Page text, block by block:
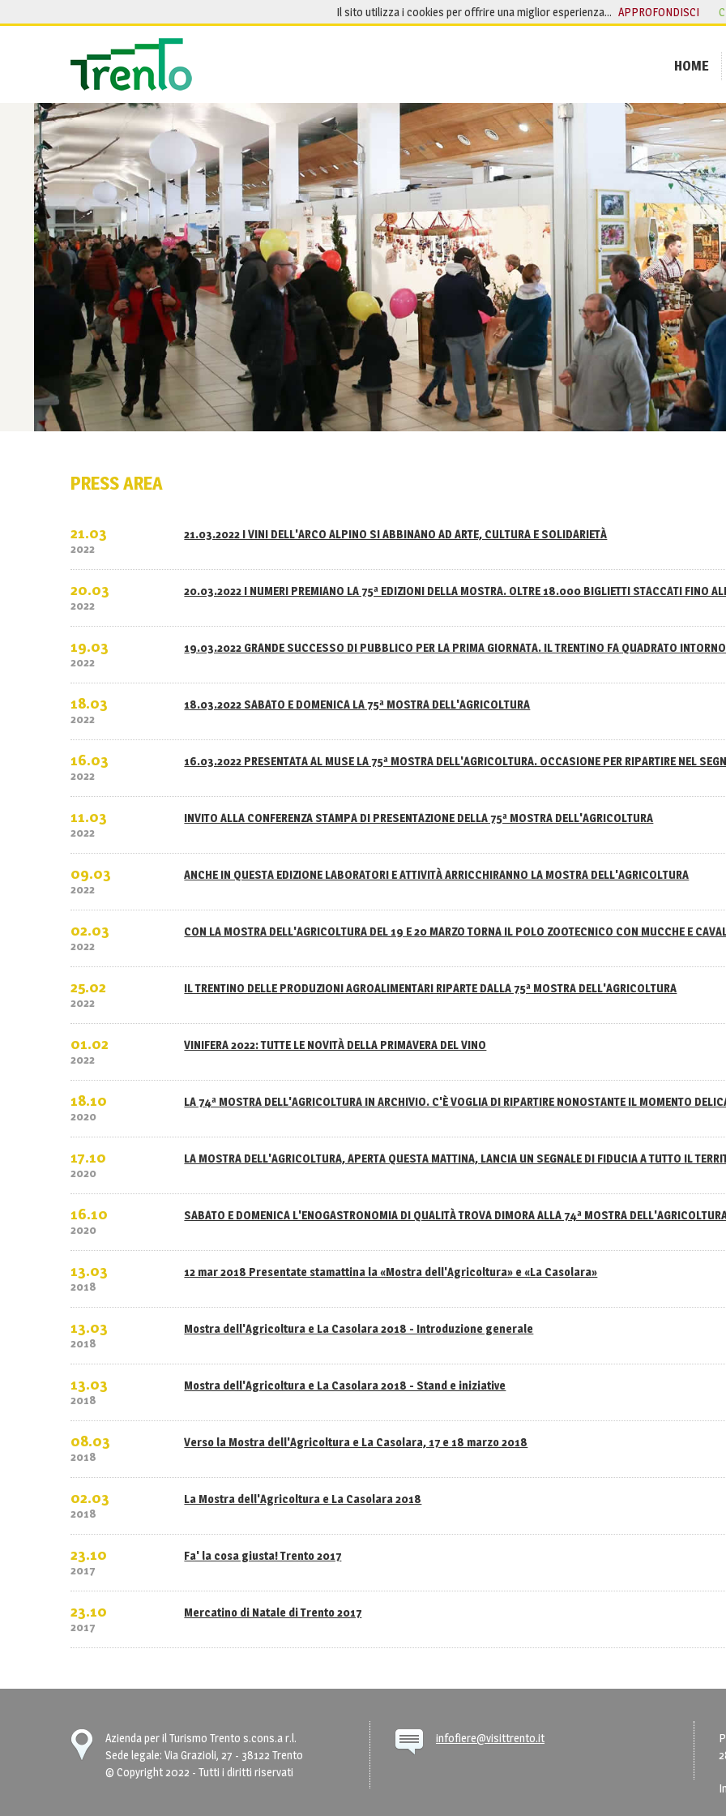
HOME
PRESS AREA
21.03
2022
21.03.2022 I VINI DELL'ARCO ALPINO SI ABBINANO AD ARTE, CULTURA E SOLIDARIETÀ
20.03
2022
20.03.2022 I NUMERI PREMIANO LA 75ª EDIZIONI DELLA MOSTRA. OLTRE 18.000 BIGLIETTI STACCATI FINO
19.03
2022
19.03.2022 GRANDE SUCCESSO DI PUBBLICO PER LA PRIMA GIORNATA. IL TRENTINO FA QUADRATO
18.03
2022
18.03.2022 SABATO E DOMENICA LA 75ª MOSTRA DELL'AGRICOLTURA
16.03
2022
16.03.2022 PRESENTATA AL MUSE LA 75ª MOSTRA DELL'AGRICOLTURA. OCCASIONE PER RIPARTIRE NEL
11.03
2022
INVITO ALLA CONFERENZA STAMPA DI PRESENTAZIONE DELLA 75ª MOSTRA DELL'AGRICOLTURA
09.03
2022
ANCHE IN QUESTA EDIZIONE LABORATORI E ATTIVITÀ ARRICCHIRANNO LA MOSTRA DELL'AGRICOLTURA
02.03
2022
CON LA MOSTRA DELL'AGRICOLTURA DEL 19 E 20 MARZO TORNA IL POLO ZOOTECNICO CON MUCCHE E
25.02
2022
IL TRENTINO DELLE PRODUZIONI AGROALIMENTARI RIPARTE DALLA 75ª MOSTRA DELL'AGRICOLTURA
01.02
2022
VINIFERA 2022: TUTTE LE NOVITÀ DELLA PRIMAVERA DEL VINO
18.10
2020
LA 74ª MOSTRA DELL'AGRICOLTURA IN ARCHIVIO. C'È VOGLIA DI RIPARTIRE NONOSTANTE IL MOMENTO
17.10
2020
LA MOSTRA DELL'AGRICOLTURA, APERTA QUESTA MATTINA, LANCIA UN SEGNALE DI FIDUCIA A TUTTO IL
16.10
2020
SABATO E DOMENICA L'ENOGASTRONOMIA DI QUALITÀ TROVA DIMORA ALLA 74ª MOSTRA
13.03
2018
12 mar 2018 Presentate stamattina la «Mostra dell'Agricoltura» e «La Casolara»
13.03
2018
Mostra dell'Agricoltura e La Casolara 2018 - Introduzione generale
13.03
2018
Mostra dell'Agricoltura e La Casolara 2018 - Stand e iniziative
08.03
2018
Verso la Mostra dell'Agricoltura e La Casolara, 17 e 18 marzo 2018
02.03
2018
La Mostra dell'Agricoltura e La Casolara 2018
23.10
2017
Fa' la cosa giusta! Trento 2017
23.10
2017
Mercatino di Natale di Trento 2017
Azienda per il Turismo Trento s.cons.a r.l.
Sede legale: Via Grazioli, 27 - 38122 Trento
© Copyright 2022 - Tutti i diritti riservati
infofiere@visittrento.it
Il sito utilizza i cookies per offrire una miglior esperienza… APPROFONDISCI